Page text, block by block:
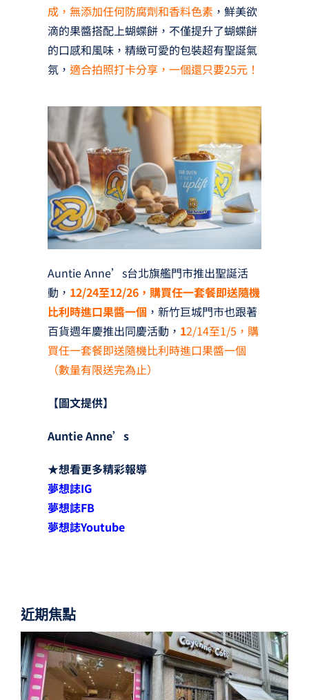
成，無添加任何防腐劑和香料色素，鮮美欲
滴的果醬搭配上蝴蝶餅，不僅提升了蝴蝶餅
的口感和風味，精緻可愛的包裝超有聖誕氣
氛， 適合拍照打卡分享，一個還只要25元！
Auntie Anne’s台北旗艦門市推出聖誕活
動， 12/24至12/26，購買任一套餐即送隨機
比利時進口果醬一個 ，新竹巨城門市也跟著
百貨週年慶推出同慶活動， 12/14至1/5，購
買任一套餐即送隨機比利時進口果醬一個
（數量有限送完為止）
【圖文提供】
Auntie Anne’s
★想看更多精彩報導
夢想誌IG
夢想誌FB
夢想誌Youtube
近期焦點